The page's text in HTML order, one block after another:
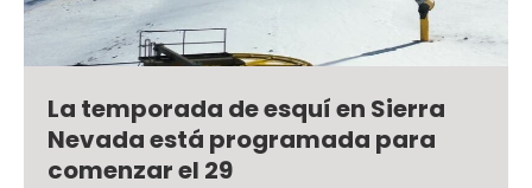
La temporada de esquí en Sierra
Nevada está programada para
comenzar el 29